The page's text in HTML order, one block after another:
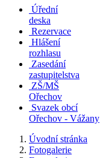
Úřední
deska
Rezervace
Hlášení
rozhlasu
Zasedání
zastupitelstva
ZŠ/MŠ
Ořechov
Svazek obcí
Ořechov - Vážany
Úvodní stránka
Fotogalerie